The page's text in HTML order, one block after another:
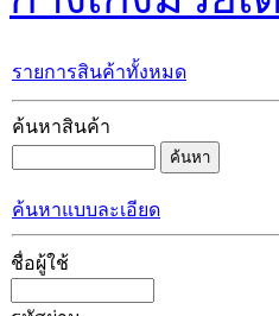
รายการสินค้าทั้งหมด
ค้นหาสินค้า
ค้นหาแบบละเอียด
ชื่อผู้ใช้